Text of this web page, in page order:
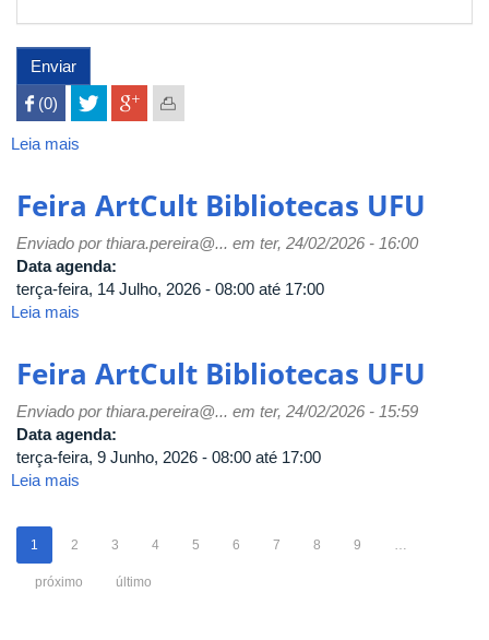
Enviar
 (0)
Leia mais
Notebooks
PROAE
Feira ArtCult Bibliotecas UFU
Enviado porthiara.pereira@... em ter, 24/02/2026 - 16:00
Data agenda:
terça-feira, 14 Julho, 2026 - 08:00 até 17:00
Leia mais
Bibliotecas
UFU
Feira ArtCult Bibliotecas UFU
Enviado porthiara.pereira@... em ter, 24/02/2026 - 15:59
Data agenda:
terça-feira, 9 Junho, 2026 - 08:00 até 17:00
Leia mais
Bibliotecas
1 2 3 4 5 6 7 8 9
próximo último